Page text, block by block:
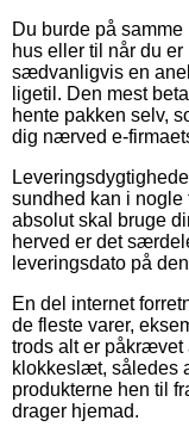
Du burde på
hus eller til når du
sædvanligvis en
ligetil. Den mest
hente pakken selv,
dig nærved e-
sundhed kan i
absolut skal bruge
herved er det
leveringsdato på
En del internet
de fleste varer,
trods alt er påkrævet
klokkeslæt, således
produkterne hen til
drager hjemad.